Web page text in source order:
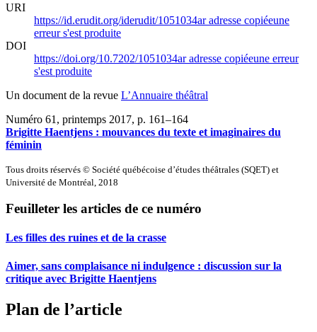
URI
https://id.erudit.org/iderudit/1051034aradresse copiéeune
erreur s'est produite
DOI
https://doi.org/10.7202/1051034aradresse copiéeune erreur
s'est produite
Un document de la revue L’Annuaire théâtral
Numéro 61, printemps 2017, p. 161–164
Brigitte Haentjens : mouvances du texte et imaginaires du
féminin
Tous droits réservés © Société québécoise d’études théâtrales (SQET) et
Université de Montréal, 2018
Feuilleter les articles de ce numéro
Les filles des ruines et de la crasse
Aimer, sans complaisance ni indulgence : discussion sur la
critique avec Brigitte Haentjens
Plan de l’article